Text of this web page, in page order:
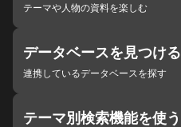
テーマや人物の資料を楽しむ
データベースを見つける
連携しているデータベースを探す
テーマ別検索機能を使う